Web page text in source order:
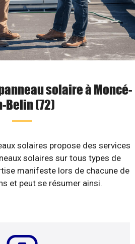
solaire à Moncé-
Belin (72)
solaires propose des services
solaires sur tous types de
manifeste lors de chacune de
et peut se résumer ainsi.